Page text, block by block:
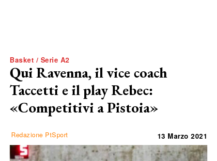
Basket / Serie A2
Qui Ravenna, il vice coach
Taccetti e il play Rebec:
«Competitivi a Pistoia»
Redazione PtSport 13 Marzo 2021